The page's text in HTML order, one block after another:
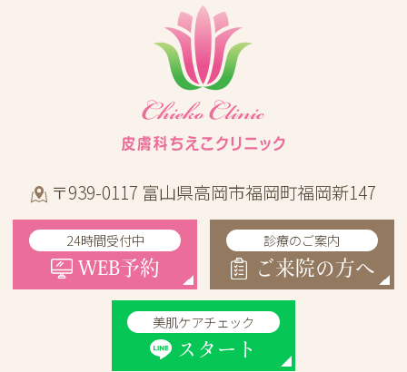
〒939-0117 富山県高岡市福岡町福岡新147
24時間受付中
WEB予約
診療のご案内
ご来院の方へ
美肌ケアチェック
スタート